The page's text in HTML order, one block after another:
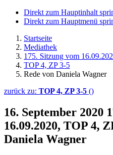
Direkt zum Hauptinhalt
Direkt zum Hauptmenü
Startseite
Mediathek
175. Sitzung vom
TOP 4, ZP 3-5
Rede von Daniela Wagner
zurück zu: TOP 4, ZP 3-5 ()
16. September 2020
16.09.2020, TOP 4,
Daniela Wagner